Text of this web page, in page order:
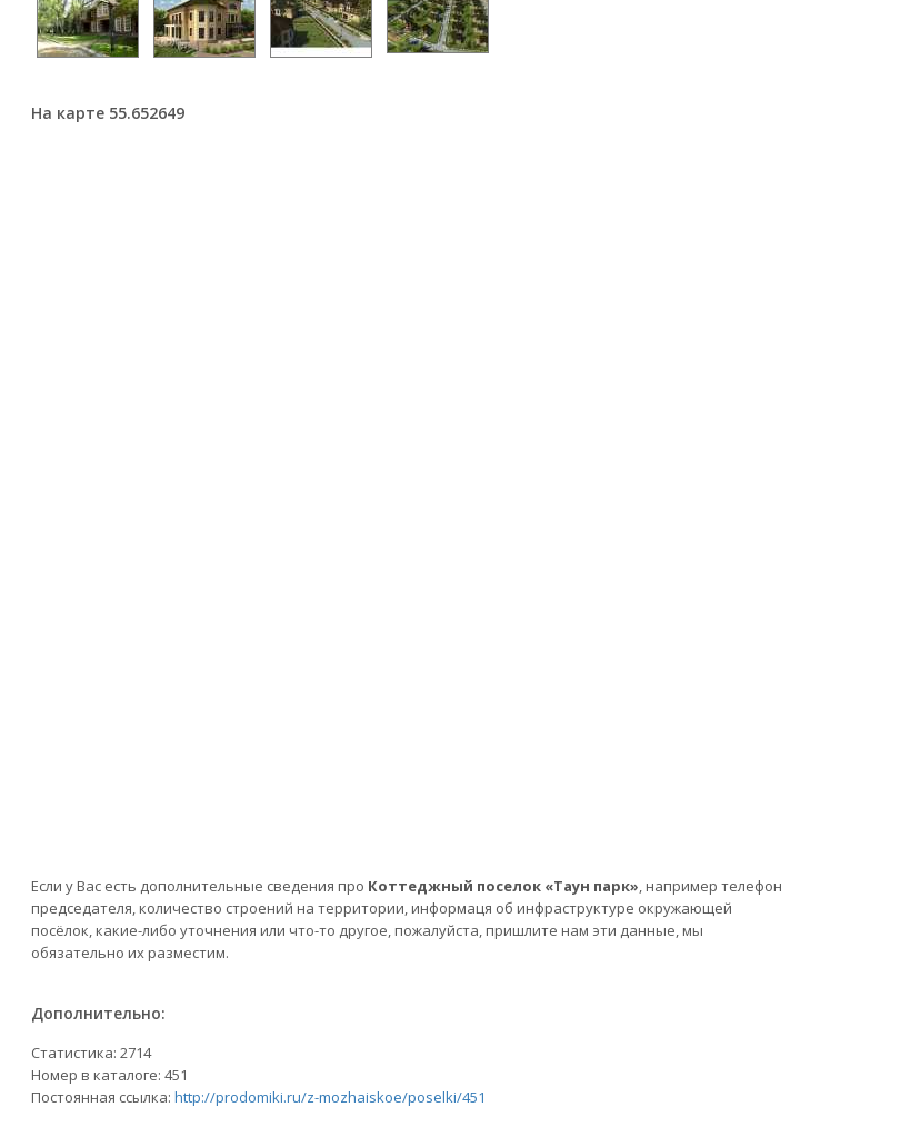
На карте 55.652649
Если у Вас есть дополнительные сведения про Коттеджный поселок «Таун парк», например телефон
председателя, количество строений на территории, информаця об инфраструктуре окружающей
посёлок, какие-либо уточнения или что-то другое, пожалуйста, пришлите нам эти данные, мы
обязательно их разместим.
Дополнительно:
Статистика: 2714
Номер в каталоге: 451
Постоянная ссылка: http://prodomiki.ru/z-mozhaiskoe/poselki/451